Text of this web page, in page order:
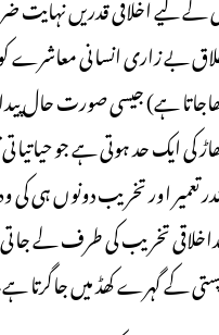
بے زاری انسانی
ہے) جیسی صورت حال
کی ایک حد ہوتی ہے جو
اور تخریب دونوں ہی
تخریب کی طرف لے
کے گہرے کھڈ میں جاگرتا